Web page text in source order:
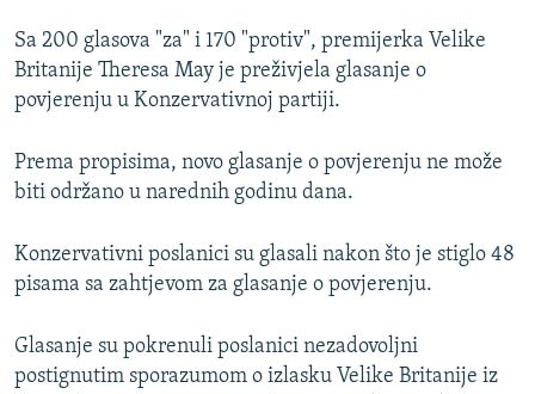
TV LIBERTY
POST SCRIPTUM
TRI DECENIJE OD RATA U BIH
NASTANAK I RASPAD JUGOSLAVIJE
Sve RFE/RL stranice
Sa 200 glasova "za" i 170 "protiv", premijerka Velike
Britanije Theresa May je preživjela glasanje o
povjerenju u Konzervativnoj partiji.
Prema propisima, novo glasanje o povjerenju ne može
biti održano u narednih godinu dana.
Konzervativni poslanici su glasali nakon što je stiglo 48
pisama sa zahtjevom za glasanje o povjerenju.
Glasanje su pokrenuli poslanici nezadovoljni
postignutim sporazumom o izlasku Velike Britanije iz